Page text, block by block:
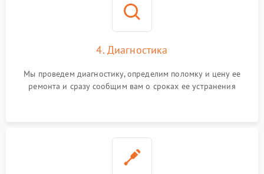
4. Диагностика
Мы проведем диагностику, определим поломку и цену ее
ремонта и сразу сообщим вам о сроках ее устранения